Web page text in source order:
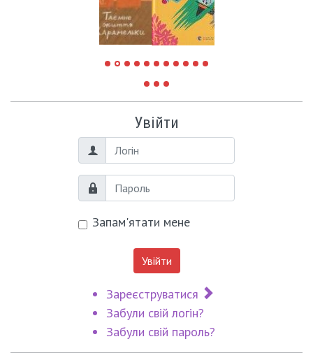
Увійти
Логін
Пароль
Запам'ятати мене
Увійти
Зареєструватися
Забули свій логін?
Забули свій пароль?